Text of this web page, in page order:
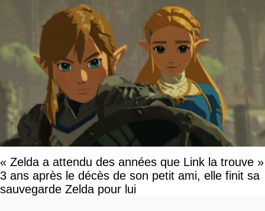
« Zelda a attendu des années que Link la trouve »
3 ans après le décès de son petit ami, elle finit sa
sauvegarde Zelda pour lui